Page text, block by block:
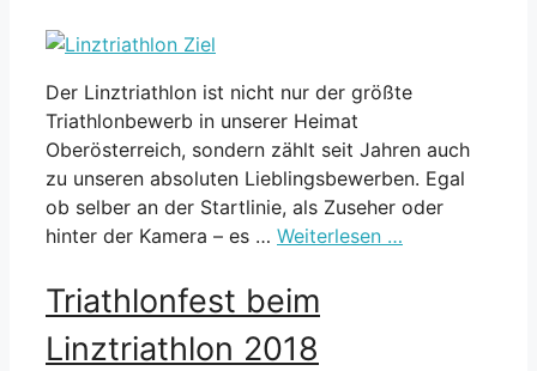
Der Linztriathlon ist nicht nur der größte
Triathlonbewerb in unserer Heimat
Oberösterreich, sondern zählt seit Jahren auch
zu unseren absoluten Lieblingsbewerben. Egal
ob selber an der Startlinie, als Zuseher oder
hinter der Kamera – es … Weiterlesen …
Triathlonfest beim
Linztriathlon 2018